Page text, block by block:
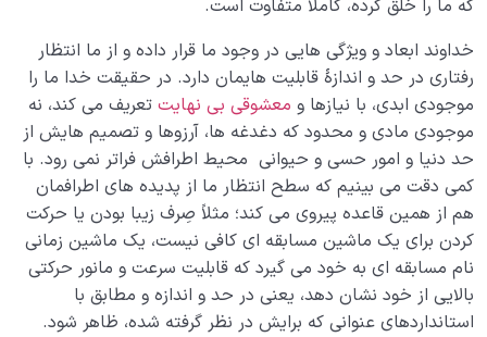
چه می شود که قلب یا روح بیمار می شود؛ تأثیر ارتباط با
عالم غیب بر بهبود قلب یا روح بیمار چیست؟
4 خصوصیت که مرز بین دین‌داری حقیقی و مشغول شدن
به صورت های مقدس را مشخص میکند
انواع قلب در قرآن کدام است و منظور از این تقسیم بندی
چیست؟
سنگ شدن قلب چیست و چه تفاوتی با قساوت قلب دارد؟
قلب سخت تر از سنگ چگونه قلبی است و چه نشانه هایی
دارد؟
که ما را خلق کرده، کاملاً متفاوت است.
خداوند ابعاد و ویژگی هایی در وجود ما قرار داده و از ما انتظار
رفتاری در حد و اندازۀ قابلیت هایمان دارد. در حقیقت خدا ما را
موجودی ابدی، با نیازها و معشوقی بی نهایت تعریف می کند، نه
موجودی مادی و محدود که دغدغه ها، آرزوها و تصمیم هایش از
حد دنیا و امور حسی و حیوانی محیط اطرافش فراتر نمی رود. با
کمی دقت می بینیم که سطح انتظار ما از پدیده های اطرافمان
هم از همین قاعده پیروی می کند؛ مثلاً صِرف زیبا بودن یا حرکت
کردن برای یک ماشین مسابقه ای کافی نیست، یک ماشین زمانی
نام مسابقه ای به خود می گیرد که قابلیت سرعت و مانور حرکتی
بالایی از خود نشان دهد، یعنی در حد و اندازه و مطابق با
استانداردهای عنوانی که برایش در نظر گرفته شده، ظاهر شود.